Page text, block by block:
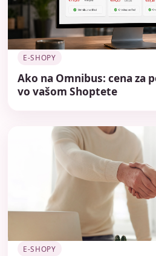
E-SHOPY
Ako na Omnibus: cena za
vo vašom Shoptete
E-SHOPY